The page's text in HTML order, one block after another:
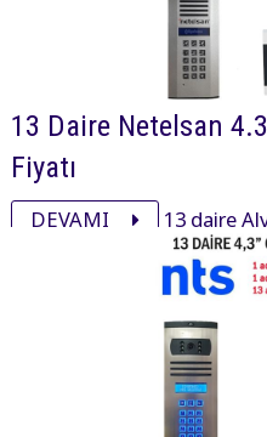
13 Daire Netelsan
Fiyatı
DEVAMI
13 daire
daire içi cihaz, xsmall
aksesuarı ile görüntülü